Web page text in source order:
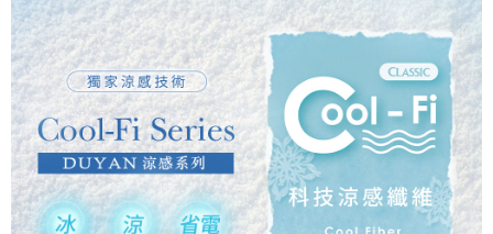
３．未成年的使用者請事先徵得法定代理人或監護人之同意方可使用
「AFTEE先享後付」，若未經同意申辦者引起之損失，本公司不負相關責
任。
４．使用「AFTEE先享後付」時，將依據個別帳號之用戶狀況，依本公司即
時審查核予不同之上限額度；若仍有額度不足之情形，本公司將視審查結果
請求用戶進行身份認證。
５．嚴禁一人註冊多個帳號或使用他人資訊註冊。若發現惡意使用之情形，
恩沛科技股份有限公司將有權停止該用戶之使用額度並採取法律行動。